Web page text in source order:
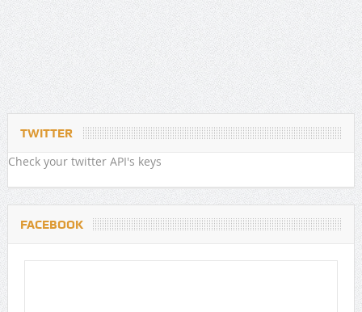
TWITTER
Check your twitter API's keys
FACEBOOK